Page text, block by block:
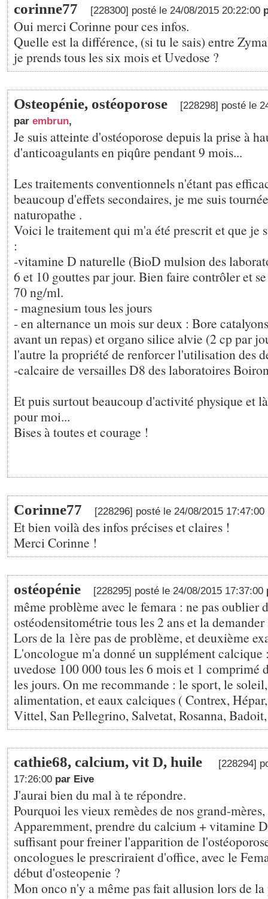
corinne77 [228300] posté le 24/08/2015 20:22:00
Oui merci Corinne pour ces infos.
Quelle est la différence, (si tu le sais) entre
je prends tous les six mois et Uvedose ?
Osteopénie, ostéoporose
[228298] posté le
par embrun,
Je suis atteinte d'ostéoporose depuis la prise à
d'anticoagulants en piqûre pendant 9 mois...
Les traitements conventionnels n'étant pas
beaucoup d'effets secondaires, je me suis
naturopathe .
Voici le traitement qui m'a été prescrit et que je
:
-vitamine D naturelle (BioD mulsion des
6 et 10 gouttes par jour. Bien faire contrôler et
70 ng/ml.
- magnesium tous les jours
- en alternance un mois sur deux : Bore
avant un repas) et organo silice alvie (2 cp par
l'autre la propriété de renforcer l'utilisation des
-calcaire de versailles D8 des laboratoires
Et puis surtout beaucoup d'activité physique et
pour moi...
Bises à toutes et courage !
Corinne77 [228296] posté le 24/08/2015 17:47:00
Et bien voilà des infos précises et claires !
Merci Corinne !
ostéopénie [228295] posté le 24/08/2015 17:37:00
même problème avec le femara : ne pas oublier
ostéodensitométrie tous les 2 ans et la
Lors de la 1ère pas de problème, et deuxième
L'oncologue m'a donné un supplément calcique
uvedose 100 000 tous les 6 mois et 1 comprimé
les jours. On me recommande : le sport, le
alimentation, et eaux calciques ( Contrex,
Vittel, San Pellegrino, Salvetat, Rosanna,
cathie68, calcium, vit D, huile
[228294]
17:26:00 par Eive
J'aurai bien du mal à te répondre.
Pourquoi les vieux remèdes de nos grand-
Apparemment, prendre du calcium + vitamine
suffisant pour freiner l'apparition de
oncologues le prescriraient d'office, avec le
début d'osteopenie ?
Mon onco n'y a même pas fait allusion lors de